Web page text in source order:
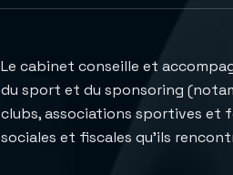
Le cabinet conseille et
du sport et du sponsoring
clubs, associations sportives et
sociales et fiscales qu’ils